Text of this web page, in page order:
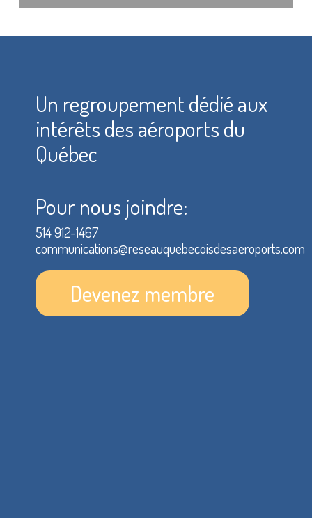
Un regroupement dédié aux
intérêts des aéroports du
Québec
Pour nous joindre:
514 912-1467
communications@reseauquebecoisdesaeroports.com
Devenez membre